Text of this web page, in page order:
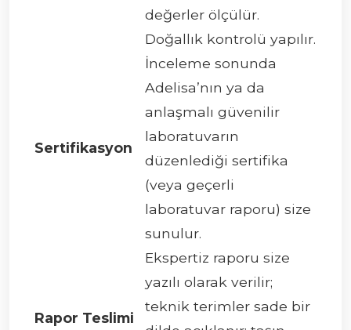
değerler ölçülür.
Doğallık kontrolü yapılır.
Sertifikasyon
İnceleme sonunda
Adelisa’nın ya da
anlaşmalı güvenilir
laboratuvarın
düzenlediği sertifika
(veya geçerli
laboratuvar raporu) size
sunulur.
Rapor Teslimi
Ekspertiz raporu size
yazılı olarak verilir;
teknik terimler sade bir